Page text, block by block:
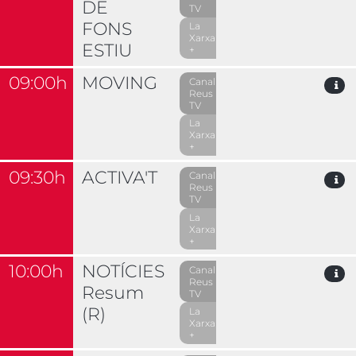
DE
FONS
ESTIU
TV
La
Xarxa
+
09:00h MOVING
Canal
Reus
TV
La
Xarxa
+
09:30h ACTIVA'T
Canal
Reus
TV
La
Xarxa
+
10:00h
NOTÍCIES
Resum
(R)
Canal
Reus
TV
La
Xarxa
+